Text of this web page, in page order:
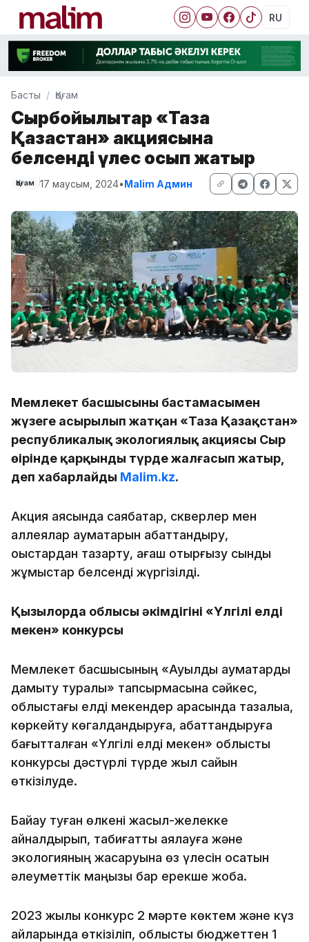
RU
Басты Қоғам
Сырбойылықтар «Таза
Қазақстан» акциясына
белсенді үлес қосып жатыр
Қоғам 17 маусым, 2024•Malim Админ
Мемлекет басшысының бастамасымен
жүзеге асырылып жатқан «Таза Қазақстан»
республикалық экологиялық акциясы Сыр
өңірінде қарқынды түрде жалғасып жатыр,
деп хабарлайды Malim.kz.
Акция аясында саябақтар, скверлер мен
аллеялар аумақтарын абаттандыру,
қоқыстардан тазарту, ағаш отырғызу сынды
жұмыстар белсенді жүргізілді.
Қызылорда облысы әкімдігінің «Үлгілі елді
мекен» конкурсы
Мемлекет басшысының «Ауылдық аумақтарды
дамыту туралы» тапсырмасына сәйкес,
облыстағы елді мекендер арасында тазалыққа,
көркейту көгалдандыруға, абаттандыруға
бағытталған «Үлгілі елді мекен» облыстық
конкурсы дәстүрлі түрде жыл сайын
өткізілуде.
Байқау туған өлкені жасыл-желекке
айналдырып, табиғатты аялауға және
экологияның жақсаруына өз үлесін қосатын
әлеуметтік маңызы бар ерекше жоба.
2023 жылы конкурс 2 мәрте көктем және күз
айларында өткізіліп, облыстық бюджеттен 1